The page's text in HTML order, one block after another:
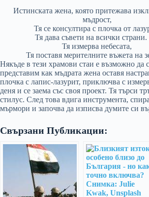
Истинската жена, която притежава
мъдрост,
Тя се консултира с плочка от
Тя дава съвети на всички страни.
Тя измерва небесата,
Тя поставя мерителните въжета на
Някъде в тези храмови стаи е възможно да
представим как мъдрата жена оставя
плочка с лапис-лазурит, приключва с
деня и се заема със своя проект. Тя търси
стилус. След това вдига инструмента,
мърмори и започва да изписва думите си
Свързани Публикации: